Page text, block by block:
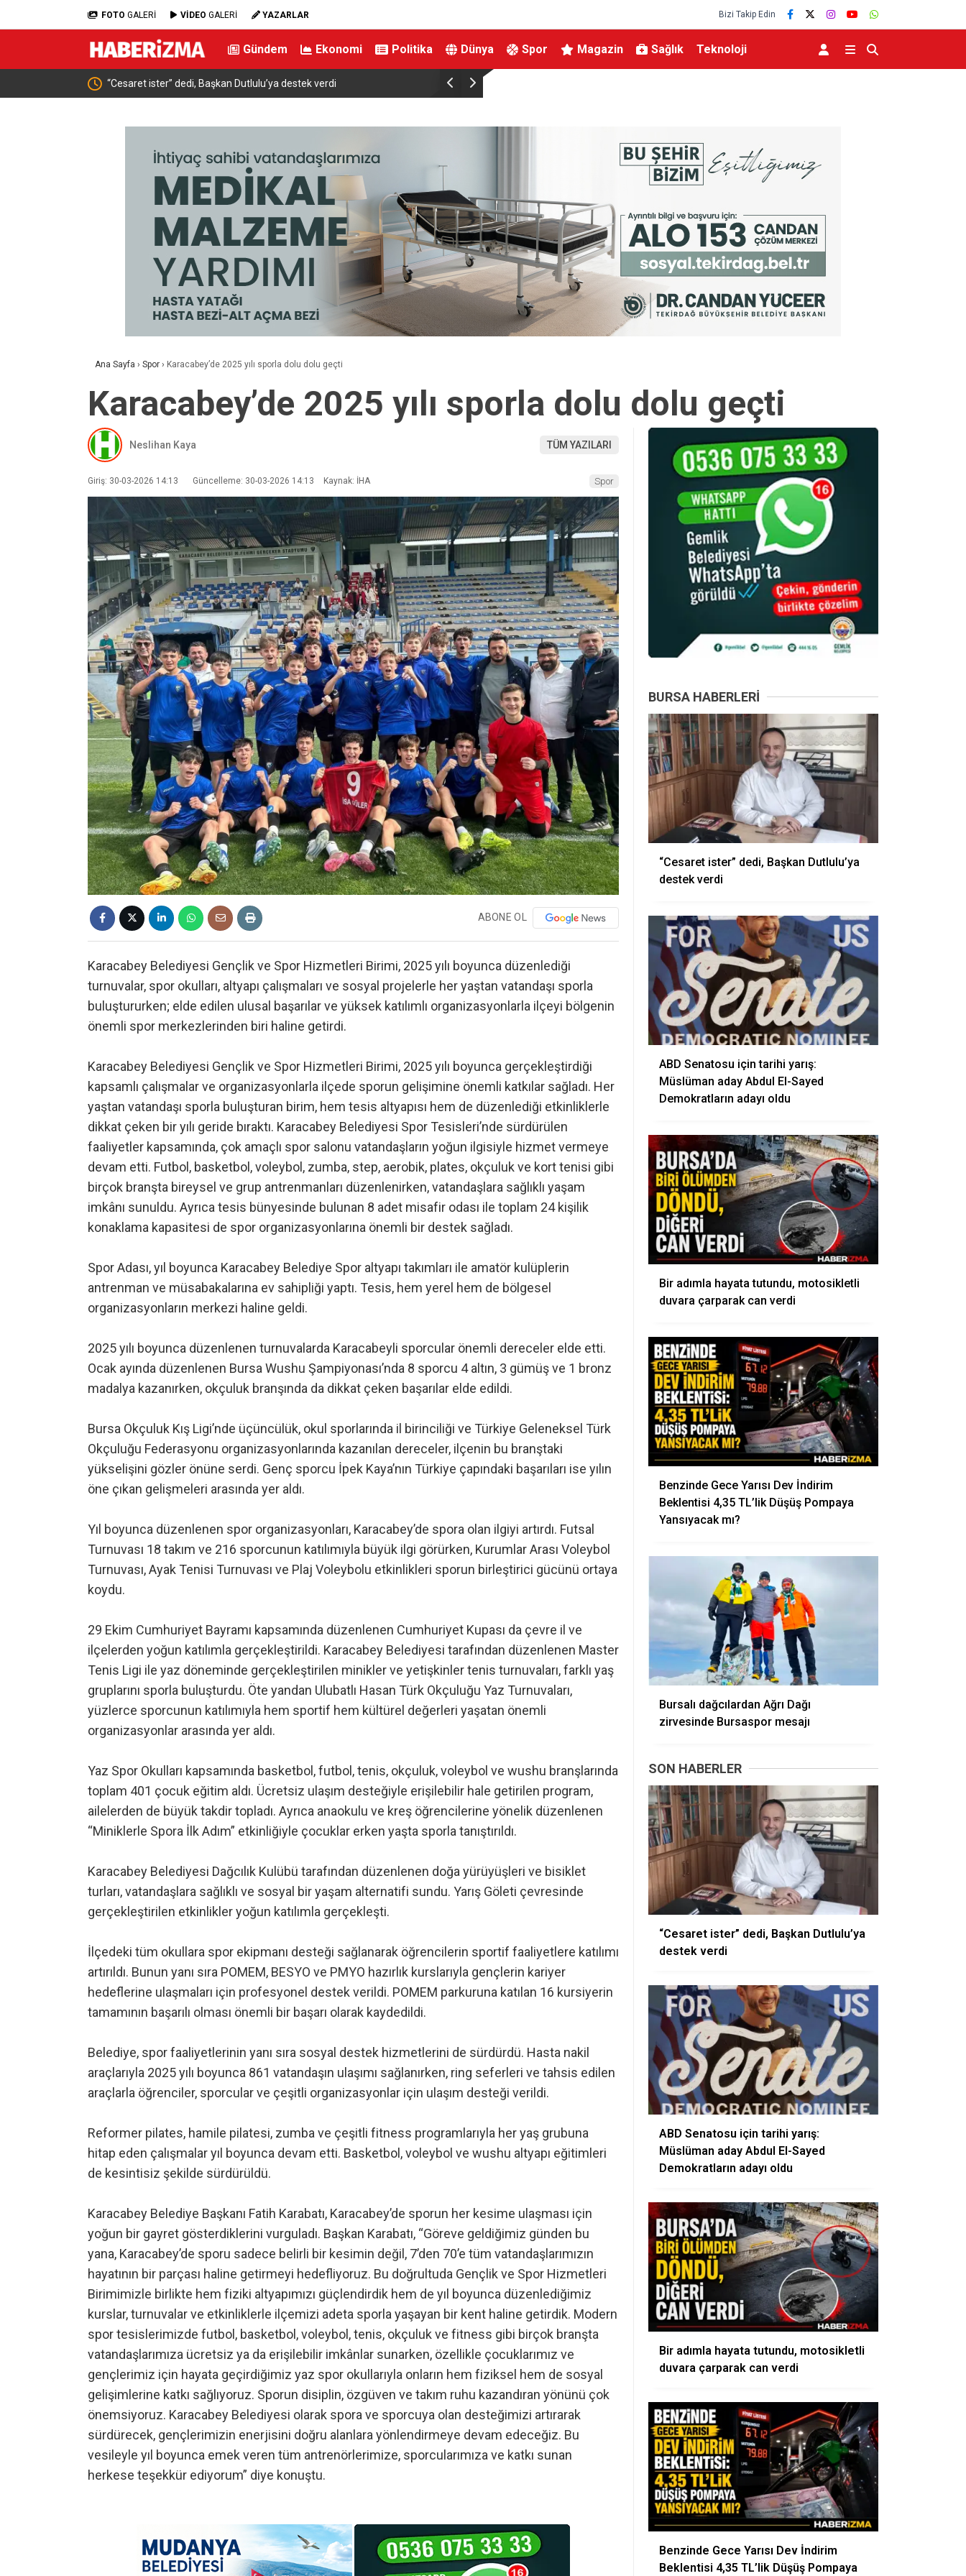
FOTO GALERİ VİDEO GALERİ YAZARLAR Bizi Takip Edin
Gündem Ekonomi Politika Dünya Spor Magazin Sağlık Teknoloji
“Cesaret ister” dedi, Başkan Dutlulu’ya destek verdi ABD Senatosu için tarihi yarış: Müslüman aday Abdul El-Sayed
Ana Sayfa › Spor › Karacabey’de 2025 yılı sporla dolu dolu geçti
Karacabey’de 2025 yılı sporla dolu dolu geçti
Neslihan Kaya TÜM YAZILARI
Giriş: 30-03-2026 14:13 Güncelleme: 30-03-2026 14:13 Kaynak: İHA Spor
ABONE OL
Karacabey Belediyesi Gençlik ve Spor Hizmetleri Birimi, 2025 yılı boyunca düzenlediği
turnuvalar, spor okulları, altyapı çalışmaları ve sosyal projelerle her yaştan vatandaşı sporla
buluştururken; elde edilen ulusal başarılar ve yüksek katılımlı organizasyonlarla ilçeyi bölgenin
önemli spor merkezlerinden biri haline getirdi.
Karacabey Belediyesi Gençlik ve Spor Hizmetleri Birimi, 2025 yılı boyunca gerçekleştirdiği
kapsamlı çalışmalar ve organizasyonlarla ilçede sporun gelişimine önemli katkılar sağladı. Her
yaştan vatandaşı sporla buluşturan birim, hem tesis altyapısı hem de düzenlediği etkinliklerle
dikkat çeken bir yılı geride bıraktı. Karacabey Belediyesi Spor Tesisleri’nde sürdürülen
faaliyetler kapsamında, çok amaçlı spor salonu vatandaşların yoğun ilgisiyle hizmet vermeye
devam etti. Futbol, basketbol, voleybol, zumba, step, aerobik, plates, okçuluk ve kort tenisi gibi
birçok branşta bireysel ve grup antrenmanları düzenlenirken, vatandaşlara sağlıklı yaşam
imkânı sunuldu. Ayrıca tesis bünyesinde bulunan 8 adet misafir odası ile toplam 24 kişilik
konaklama kapasitesi de spor organizasyonlarına önemli bir destek sağladı.
Spor Adası, yıl boyunca Karacabey Belediye Spor altyapı takımları ile amatör kulüplerin
antrenman ve müsabakalarına ev sahipliği yaptı. Tesis, hem yerel hem de bölgesel
organizasyonların merkezi haline geldi.
2025 yılı boyunca düzenlenen turnuvalarda Karacabeyli sporcular önemli dereceler elde etti.
Ocak ayında düzenlenen Bursa Wushu Şampiyonası’nda 8 sporcu 4 altın, 3 gümüş ve 1 bronz
madalya kazanırken, okçuluk branşında da dikkat çeken başarılar elde edildi.
Bursa Okçuluk Kış Ligi’nde üçüncülük, okul sporlarında il birinciliği ve Türkiye Geleneksel Türk
Okçuluğu Federasyonu organizasyonlarında kazanılan dereceler, ilçenin bu branştaki
yükselişini gözler önüne serdi. Genç sporcu İpek Kaya’nın Türkiye çapındaki başarıları ise yılın
öne çıkan gelişmeleri arasında yer aldı.
Yıl boyunca düzenlenen spor organizasyonları, Karacabey’de spora olan ilgiyi artırdı. Futsal
Turnuvası 18 takım ve 216 sporcunun katılımıyla büyük ilgi görürken, Kurumlar Arası Voleybol
Turnuvası, Ayak Tenisi Turnuvası ve Plaj Voleybolu etkinlikleri sporun birleştirici gücünü ortaya
koydu.
29 Ekim Cumhuriyet Bayramı kapsamında düzenlenen Cumhuriyet Kupası da çevre il ve
ilçelerden yoğun katılımla gerçekleştirildi. Karacabey Belediyesi tarafından düzenlenen Master
Tenis Ligi ile yaz döneminde gerçekleştirilen minikler ve yetişkinler tenis turnuvaları, farklı yaş
gruplarını sporla buluşturdu. Öte yandan Ulubatlı Hasan Türk Okçuluğu Yaz Turnuvaları,
yüzlerce sporcunun katılımıyla hem sportif hem kültürel değerleri yaşatan önemli
organizasyonlar arasında yer aldı.
Yaz Spor Okulları kapsamında basketbol, futbol, tenis, okçuluk, voleybol ve wushu branşlarında
toplam 401 çocuk eğitim aldı. Ücretsiz ulaşım desteğiyle erişilebilir hale getirilen program,
ailelerden de büyük takdir topladı. Ayrıca anaokulu ve kreş öğrencilerine yönelik düzenlenen
“Miniklerle Spora İlk Adım” etkinliğiyle çocuklar erken yaşta sporla tanıştırıldı.
Karacabey Belediyesi Dağcılık Kulübü tarafından düzenlenen doğa yürüyüşleri ve bisiklet
turları, vatandaşlara sağlıklı ve sosyal bir yaşam alternatifi sundu. Yarış Göleti çevresinde
gerçekleştirilen etkinlikler yoğun katılımla gerçekleşti.
İlçedeki tüm okullara spor ekipmanı desteği sağlanarak öğrencilerin sportif faaliyetlere katılımı
artırıldı. Bunun yanı sıra POMEM, BESYO ve PMYO hazırlık kurslarıyla gençlerin kariyer
hedeflerine ulaşmaları için profesyonel destek verildi. POMEM parkuruna katılan 16 kursiyerin
tamamının başarılı olması önemli bir başarı olarak kaydedildi.
Belediye, spor faaliyetlerinin yanı sıra sosyal destek hizmetlerini de sürdürdü. Hasta nakil
araçlarıyla 2025 yılı boyunca 861 vatandaşın ulaşımı sağlanırken, ring seferleri ve tahsis edilen
araçlarla öğrenciler, sporcular ve çeşitli organizasyonlar için ulaşım desteği verildi.
Reformer pilates, hamile pilatesi, zumba ve çeşitli fitness programlarıyla her yaş grubuna
hitap eden çalışmalar yıl boyunca devam etti. Basketbol, voleybol ve wushu altyapı eğitimleri
de kesintisiz şekilde sürdürüldü.
Karacabey Belediye Başkanı Fatih Karabatı, Karacabey’de sporun her kesime ulaşması için
yoğun bir gayret gösterdiklerini vurguladı. Başkan Karabatı, “Göreve geldiğimiz günden bu
yana, Karacabey’de sporu sadece belirli bir kesimin değil, 7’den 70’e tüm vatandaşlarımızın
hayatının bir parçası haline getirmeyi hedefliyoruz. Bu doğrultuda Gençlik ve Spor Hizmetleri
Birimimizle birlikte hem fiziki altyapımızı güçlendirdik hem de yıl boyunca düzenlediğimiz
kurslar, turnuvalar ve etkinliklerle ilçemizi adeta sporla yaşayan bir kent haline getirdik. Modern
spor tesislerimizde futbol, basketbol, voleybol, tenis, okçuluk ve fitness gibi birçok branşta
vatandaşlarımıza ücretsiz ya da erişilebilir imkânlar sunarken, özellikle çocuklarımız ve
gençlerimiz için hayata geçirdiğimiz yaz spor okullarıyla onların hem fiziksel hem de sosyal
gelişimlerine katkı sağlıyoruz. Sporun disiplin, özgüven ve takım ruhu kazandıran yönünü çok
önemsiyoruz. Karacabey Belediyesi olarak spora ve sporcuya olan desteğimizi artırarak
sürdürecek, gençlerimizin enerjisini doğru alanlara yönlendirmeye devam edeceğiz. Bu
vesileyle yıl boyunca emek veren tüm antrenörlerimize, sporcularımıza ve katkı sunan
herkese teşekkür ediyorum” diye konuştu.
BURSA HABERLERI
“Cesaret ister” dedi, Başkan Dutlulu’ya
destek verdi
ABD Senatosu için tarihi yarış:
Müslüman aday Abdul El-Sayed
Demokratların adayı oldu
Bir adımla hayata tutundu, motosikletli
duvara çarparak can verdi
Benzinde Gece Yarısı Dev İndirim
Beklentisi 4,35 TL’lik Düşüş Pompaya
Yansıyacak mı?
Bursalı dağcılardan Ağrı Dağı
zirvesinde Bursaspor mesajı
SON HABERLER
“Cesaret ister” dedi, Başkan Dutlulu’ya
destek verdi
ABD Senatosu için tarihi yarış:
Müslüman aday Abdul El-Sayed
Demokratların adayı oldu
Bir adımla hayata tutundu, motosikletli
duvara çarparak can verdi
Benzinde Gece Yarısı Dev İndirim
Beklentisi 4,35 TL’lik Düşüş Pompaya